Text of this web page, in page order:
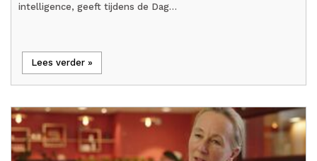
intelligence, geeft tijdens de Dag…
Lees verder »